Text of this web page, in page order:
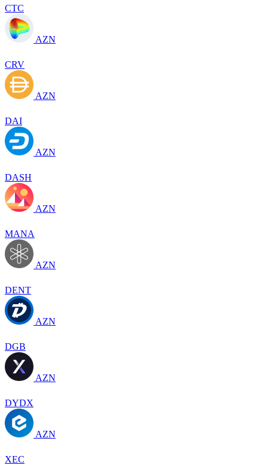
CTC
AZN
CRV
AZN
DAI
AZN
DASH
AZN
MANA
AZN
DENT
AZN
DGB
AZN
DYDX
AZN
XEC